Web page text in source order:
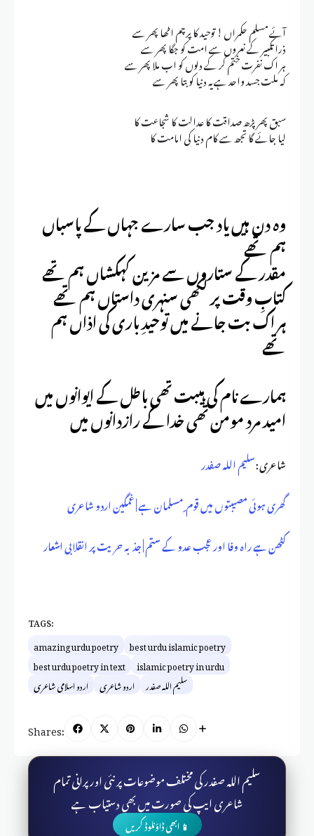
آئے مسلم حکمراں ! توحید کا پرچم اٹھا پھر سے
ذرا تکبیر کے نعروں سے امت کو جگا پھر سے
ہر اک نفرت ختم کر کے دلوں کو اب ملا پھر سے
کہ ملت جسد واحد ہے یہ دنیا کو بتا پھر سے
سبق پھر پڑھ صداقت کا عدالت کا شجاعت کا
لیا جائے گا تجھ سے کام دنیا کی امامت کا
وہ دن ہیں یاد جب سارے جہاں کے پاسباں
ہم تھے
مقدر کے ستاروں سے مزین کہکشاں ہم تھے
کتابِ وقت پر لکھی سنہری داستاں ہم تھے
ہر اک بت جانے میں توحیدِ باری کی اذاں ہم
تھے
ہمارے نام کی ہیبت تھی باطل کے ایوانوں میں
امید مرد مومن تھی خدا کے رازدانوں میں
شاعری :سلیم اللہ صفدر
گھری ہوئی مصیبتوں میں قوم ِ مسلمان ہے | غمگین اردو شاعری
کٹھن ہے راہ وفا اور عجب عدو کے ستم | جذبہ حریت پر انقلابی اشعار
TAGS:
amazing urdu poetry best urdu islamic poetry
best urdu poetry in text islamic poetry in urdu
اردو اسلامی شاعری اردو شاعری سلیم اللہ صفدر
Shares:
سلیم اللہ صفدر کی مختلف موضوعات پر نئی اور پرانی تمام
شاعری ایپ کی صورت میں بھی دستیاب ہے
📱 ابھی ڈاؤنلوڈ کریں